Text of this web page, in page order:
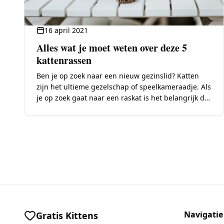
16 april 2021
Alles wat je moet weten over deze 5
kattenrassen
Ben je op zoek naar een nieuw gezinslid? Katten
zijn het ultieme gezelschap of speelkameraadje. Als
je op zoek gaat naar een raskat is het belangrijk dat
Gratis Kittens Navigatie